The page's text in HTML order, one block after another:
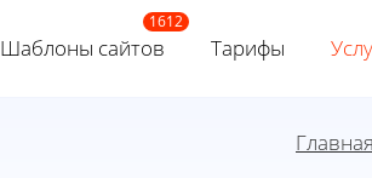
Шаблоны сайтов Тарифы
Главная